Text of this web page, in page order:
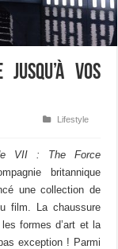
vos
Lifestyle
VII : The Force
britannique
une collection de
film. La chaussure
formes d’art et la
exception ! Parmi